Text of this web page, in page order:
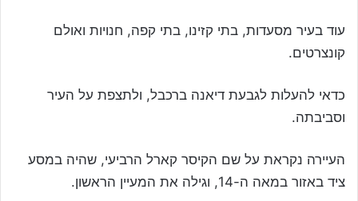
עוד בעיר מסעדות, בתי קזינו, בתי קפה, חנויות ואולם
קונצרטים.
כדאי להעלות לגבעת דיאנה ברכבל, ולתצפת על העיר
וסביבתה.
העיירה נקראת על שם הקיסר קארל הרביעי, שהיה במסע
ציד באזור במאה ה-14, וגילה את המעיין הראשון.